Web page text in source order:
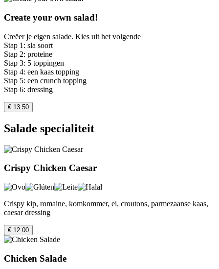
Create your own salad!
Creëer je eigen salade. Kies uit het volgende
Stap 1: sla soort
Stap 2: proteïne
Stap 3: 5 toppingen
Stap 4: een kaas topping
Stap 5: een crunch topping
Stap 6: dressing
€ 13.50
Salade specialiteit
Crispy Chicken Caesar
Crispy kip, romaine, komkommer, ei, croutons, parmezaanse kaas,
caesar dressing
€ 12.00
Chicken Salade